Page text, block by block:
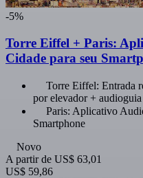
-5%
Torre Eiffel + Paris:
Cidade para seu
Torre Eiffel: Entrada
por elevador + audioguia
Paris: Aplicativo
Smartphone
Novo
A partir de US$ 63,01
US$ 59,86